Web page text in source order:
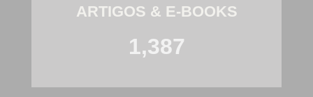
ARTIGOS & E-BOOKS
1,387